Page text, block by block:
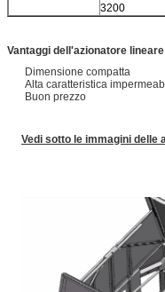
3200
Vantaggi dell'azionatore lineare
Dimensione compatta
Alta caratteristica
Buon prezzo
Vedi sotto le immagini delle